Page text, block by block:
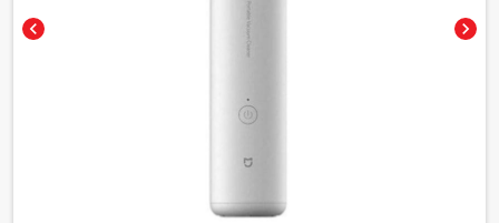
chevron_left chevron_right